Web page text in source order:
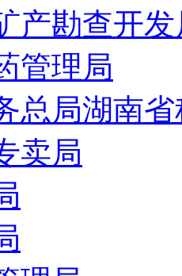
产勘查开发
管理局
总局湖南
卖局